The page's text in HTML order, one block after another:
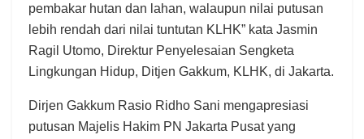
pembakar hutan dan lahan, walaupun nilai putusan
lebih rendah dari nilai tuntutan KLHK” kata Jasmin
Ragil Utomo, Direktur Penyelesaian Sengketa
Lingkungan Hidup, Ditjen Gakkum, KLHK, di Jakarta.
Dirjen Gakkum Rasio Ridho Sani mengapresiasi
putusan Majelis Hakim PN Jakarta Pusat yang